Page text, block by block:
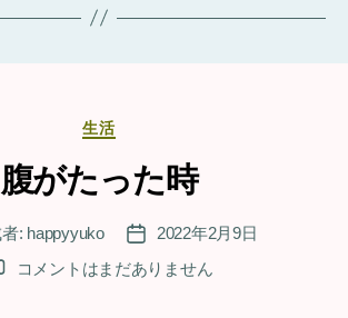
カ
テ
リ
生活
腹がたった時
: happyyuko
投
稿
日
2022年2月9日
腹
コメントはまだありません